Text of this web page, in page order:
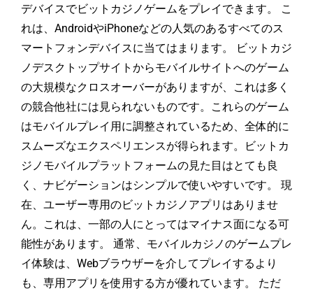
デバイスでビットカジノゲームをプレイできます。 こ
れは、AndroidやiPhoneなどの人気のあるすべてのス
マートフォンデバイスに当てはまります。 ビットカジ
ノデスクトップサイトからモバイルサイトへのゲーム
の大規模なクロスオーバーがありますが、これは多く
の競合他社には見られないものです。これらのゲーム
はモバイルプレイ用に調整されているため、全体的に
スムーズなエクスペリエンスが得られます。ビットカ
ジノモバイルプラットフォームの見た目はとても良
く、ナビゲーションはシンプルで使いやすいです。 現
在、ユーザー専用のビットカジノアプリはありませ
ん。これは、一部の人にとってはマイナス面になる可
能性があります。 通常、モバイルカジノのゲームプレ
イ体験は、Webブラウザーを介してプレイするより
も、専用アプリを使用する方が優れています。 ただ